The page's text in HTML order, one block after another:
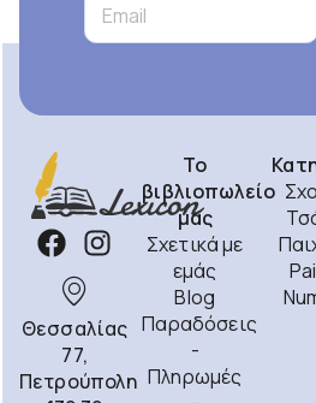
Θεσσαλίας
77,
Πετρούπολη
Το
βιβλιοπωλείο
μας
Σχετικά με
εμάς
Blog
Παραδόσεις
-
Πληρωμές